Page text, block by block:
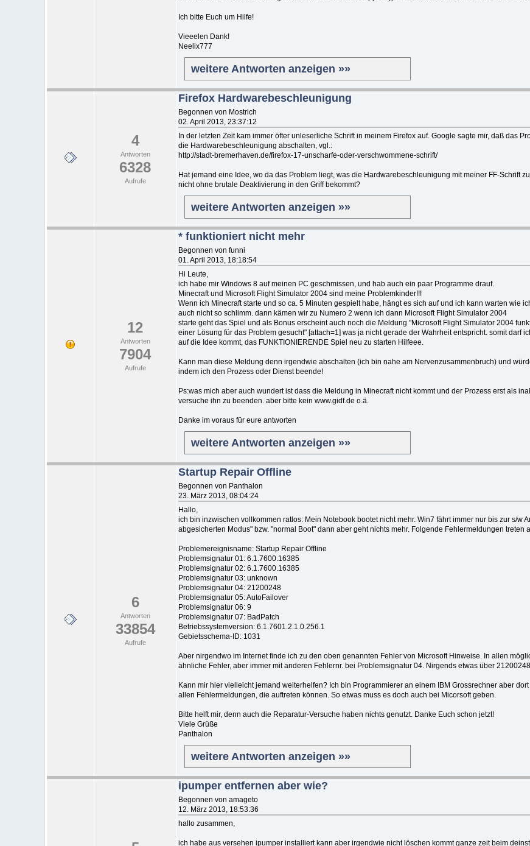
Ich bitte Euch um Hilfe!
Vieeelen Dank!
Neelix777
weitere Antworten anzeigen »»
4
Antworten
6328
Aufrufe
Firefox Hardwarebeschleunigung
Begonnen von Mostrich
02. April 2013, 23:37:12
In der letzten Zeit kam immer öfter unleserliche Schrift in meinem Firefox auf. Google sagte mir, daß das
die Hardwarebeschleunigung abschalten, vgl.:
http://stadt-bremerhaven.de/firefox-17-unscharfe-oder-verschwommene-schrift/
Hat jemand eine Idee, wo da das Problem liegt, was die Hardwarebeschleunigung mit meiner FF-Schrift
nicht ohne brutale Deaktivierung in den Griff bekommt?
weitere Antworten anzeigen »»
12
Antworten
7904
Aufrufe
* funktioniert nicht mehr
Begonnen von funni
01. April 2013, 18:18:54
Hi Leute,
ich habe mir Windows 8 auf meinen PC geschmissen, und hab auch ein paar Programme drauf.
Minecraft und Microsoft Flight Simulator 2004 sind meine Problemkinder!!!
Wenn ich Minecraft starte und so ca. 5 Minuten gespielt habe, hängt es sich auf und ich kann warten wie
auch nicht so schlimm. dann kämen wir zu Numero 2 wenn ich dann Microsoft Flight Simulator 2004
starte geht das Spiel und als Bonus erscheint auch noch die Meldung "Microsoft Flight Simulator 2004
einer Lösung für das Problem gesucht" [attach=1] was ja nicht gerade der Wahrheit entspricht. somit darf
auf die Idee kommt, das FUNKTIONIERENDE Spiel neu zu starten Hilfeee.
Kann man diese Meldung denn irgendwie abschalten (ich bin nahe am Nervenzusammenbruch) und
indem ich den Prozess oder Dienst beende!
Ps:was mich aber auch wundert ist dass die Meldung in Minecraft nicht kommt und der Prozess erst als
versuche ihn zu beenden. aber bitte kein www.gidf.de o.ä.
Danke im voraus für eure antworten
weitere Antworten anzeigen »»
6
Antworten
33854
Aufrufe
Startup Repair Offline
Begonnen von Panthalon
23. März 2013, 08:04:24
Hallo,
ich bin inzwischen vollkommen ratlos: Mein Notebook bootet nicht mehr. Win7 fährt immer nur bis zur s/w
abgesicherten Modus" bzw. "normal Boot" dann aber geht nichts mehr. Folgende Fehlermeldungen treten
Problemereignisname: Startup Repair Offline
Problemsignatur 01: 6.1.7600.16385
Problemsignatur 02: 6.1.7600.16385
Problemsignatur 03: unknown
Problemsignatur 04: 21200248
Problemsignatur 05: AutoFailover
Problemsignatur 06: 9
Problemsignatur 07: BadPatch
Betriebssystemversion: 6.1.7601.2.1.0.256.1
Gebietsschema-ID: 1031
Aber nirgendwo im Internet finde ich zu den oben genannten Fehler von Microsoft Hinweise. In allen
ähnliche Fehler, aber immer mit anderen Fehlernr. bei Problemsignatur 04. Nirgends etwas über 21200248.
Kann mir hier vielleicht jemand weiterhelfen? Ich bin Programmierer an einem IBM Grossrechner aber
allen Fehlermeldungen, die auftreten können. So etwas muss es doch auch bei Micorsoft geben.
Bitte helft mir, denn auch die Reparatur-Versuche haben nichts genutzt. Danke Euch schon jetzt!
Viele Grüße
Panthalon
weitere Antworten anzeigen »»
ipumper entfernen aber wie?
Begonnen von amageto
12. März 2013, 18:53:36
hallo zusammen,
ich habe aus versehen ipumper installiert kann aber irgendwie nicht löschen kommt ganze zeit beim